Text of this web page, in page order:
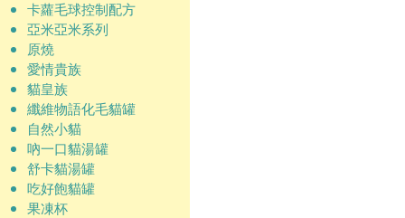
卡蘿毛球控制配方
亞米亞米系列
原燒
愛情貴族
貓皇族
纖維物語化毛貓罐
自然小貓
吶一口貓湯罐
舒卡貓湯罐
吃好飽貓罐
果凍杯